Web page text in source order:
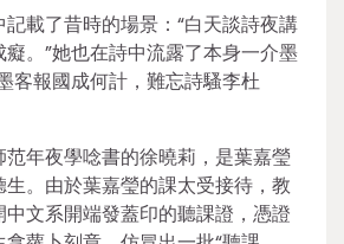
載了昔時的場景：“白天談詩夜講
。”她也在詩中流露了本身一介墨
客報國成何計，難忘詩騷李杜
年夜學唸書的徐曉莉，是葉嘉瑩
。由於葉嘉瑩的課太受接待，教
文系開端發蓋印的聽課證，憑證